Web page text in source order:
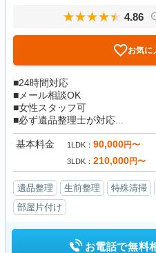
4.86
お気に
■24時間対応
■メール相談OK
■女性スタッフ可
■必ず遺品整理士が対応...
基本料金 1LDK 90,000円〜
3LDK 210,000円〜
遺品整理 生前整理 特殊清掃
部屋片付け
お電話で無料